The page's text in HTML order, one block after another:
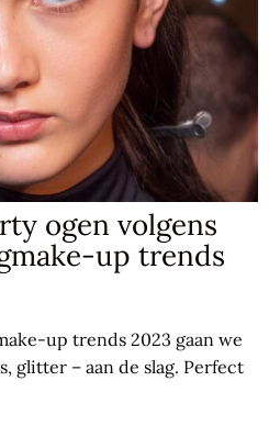
ogen volgens
up trends
up trends 2023 gaan we
glitter – aan de slag. Perfect